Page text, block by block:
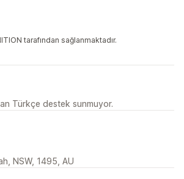
tarafından sağlanmaktadır.
Türkçe destek sunmuyor.
NSW, 1495, AU